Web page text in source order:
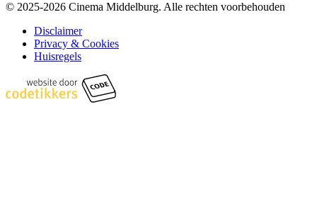
© 2025-2026 Cinema Middelburg. Alle rechten voorbehouden
Disclaimer
Privacy & Cookies
Huisregels